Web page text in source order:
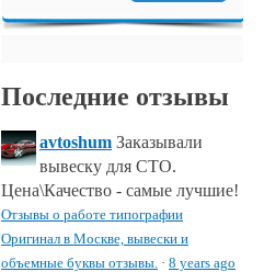
Последние отзывы
avtoshum Заказывали
вывеску для СТО.
Цена\Качество - самые лучшие!
Отзывы о работе типографии
Оригинал в Москве, вывески и
объемные буквы отзывы. · 8 years ago